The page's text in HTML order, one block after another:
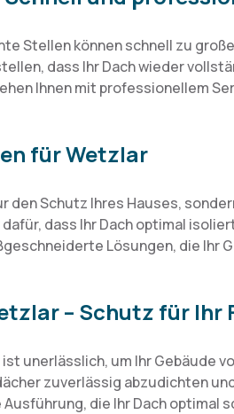
Stellen können schnell zu
dass Ihr Dach wieder
Ihnen mit professionellem
für Wetzlar
den Schutz Ihres Hauses,
dass Ihr Dach optimal
Lösungen, die Ihr
– Schutz für Ihr
ist unerlässlich, um Ihr Gebäude
zuverlässig abzudichten
die Ihr Dach optimal